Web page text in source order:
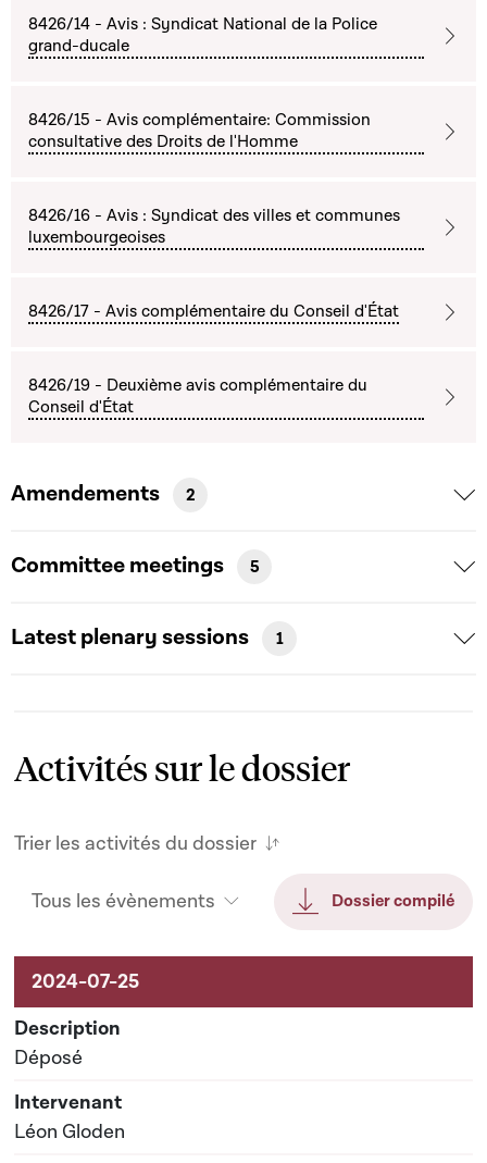
8426/14 - Avis : Syndicat National de la Police
grand-ducale
8426/15 - Avis complémentaire: Commission
consultative des Droits de l'Homme
8426/16 - Avis : Syndicat des villes et communes
luxembourgeoises
8426/17 - Avis complémentaire du Conseil d'État
8426/19 - Deuxième avis complémentaire du
Conseil d'État
Amendements 2
Committee meetings 5
Latest plenary sessions 1
Activités sur le dossier
Trier les activités du dossier
Tous les évènements Dossier compilé
Activités sur le dossier
Déposé
Léon Gloden